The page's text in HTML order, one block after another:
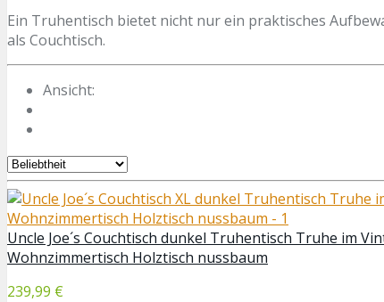
Ein Truhentisch bietet nicht nur ein praktisches
als Couchtisch.
Ansicht:
Uncle Joe´s Couchtisch dunkel Truhentisch Truhe im
Wohnzimmertisch Holztisch nussbaum
239,99 €